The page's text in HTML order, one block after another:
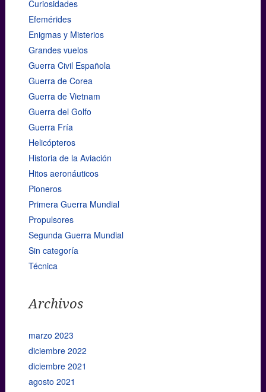
Curiosidades
Efemérides
Enigmas y Misterios
Grandes vuelos
Guerra Civil Española
Guerra de Corea
Guerra de Vietnam
Guerra del Golfo
Guerra Fría
Helicópteros
Historia de la Aviación
Hitos aeronáuticos
Pioneros
Primera Guerra Mundial
Propulsores
Segunda Guerra Mundial
Sin categoría
Técnica
Archivos
marzo 2023
diciembre 2022
diciembre 2021
agosto 2021